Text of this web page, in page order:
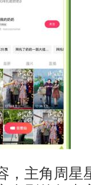
主角周星